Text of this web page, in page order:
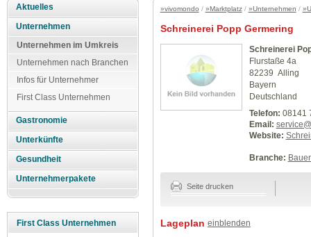
Aktuelles
Unternehmen
Unternehmen im Umkreis
Unternehmen nach Branchen
Infos für Unternehmer
First Class Unternehmen
Gastronomie
Unterkünfte
Gesundheit
Unternehmerpakete
First Class Unternehmen
»vivomondo / »Marktplatz/ »Unternehmen /
Schreinerei Popp Germering
Schreinerei
Flurstaße 4a
82239 Alling
Bayern
Deutschland
Telefon: 08141
Email:
Website:
Branche:
Seite drucken
Lageplan einblenden